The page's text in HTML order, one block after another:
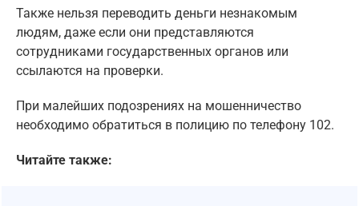
Также нельзя переводить деньги незнакомым
людям, даже если они представляются
сотрудниками государственных органов или
ссылаются на проверки.
При малейших подозрениях на мошенничество
необходимо обратиться в полицию по телефону 102.
Читайте также: